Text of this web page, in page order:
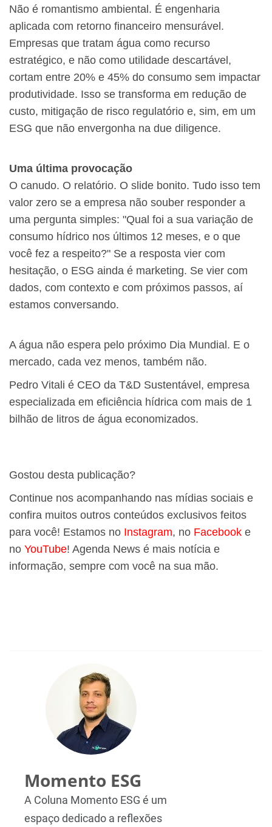
Não é romantismo ambiental. É engenharia
aplicada com retorno financeiro mensurável.
Empresas que tratam água como recurso
estratégico, e não como utilidade descartável,
cortam entre 20% e 45% do consumo sem impactar
produtividade. Isso se transforma em redução de
custo, mitigação de risco regulatório e, sim, em um
ESG que não envergonha na due diligence.
Uma última provocação
O canudo. O relatório. O slide bonito. Tudo isso tem
valor zero se a empresa não souber responder a
uma pergunta simples: "Qual foi a sua variação de
consumo hídrico nos últimos 12 meses, e o que
você fez a respeito?" Se a resposta vier com
hesitação, o ESG ainda é marketing. Se vier com
dados, com contexto e com próximos passos, aí
estamos conversando.
A água não espera pelo próximo Dia Mundial. E o
mercado, cada vez menos, também não.
Pedro Vitali é CEO da T&D Sustentável, empresa
especializada em eficiência hídrica com mais de 1
bilhão de litros de água economizados.
Gostou desta publicação?
Continue nos acompanhando nas mídias sociais e
confira muitos outros conteúdos exclusivos feitos
para você! Estamos no Instagram, no Facebook e
no YouTube! Agenda News é mais notícia e
informação, sempre com você na sua mão.
Momento ESG
A Coluna Momento ESG é um
espaço dedicado a reflexões